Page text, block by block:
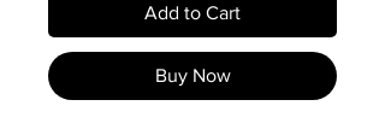
Add to Cart
Buy Now